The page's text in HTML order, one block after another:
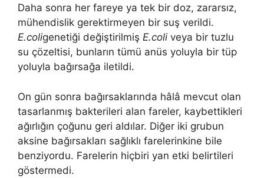
Daha sonra her fareye ya tek bir doz, zararsız,
mühendislik gerektirmeyen bir suş verildi.
E.coligenetiği değiştirilmiş E.coli veya bir tuzlu
su çözeltisi, bunların tümü anüs yoluyla bir tüp
yoluyla bağırsağa iletildi.
On gün sonra bağırsaklarında hâlâ mevcut olan
tasarlanmış bakterileri alan fareler, kaybettikleri
ağırlığın çoğunu geri aldılar. Diğer iki grubun
aksine bağırsakları sağlıklı farelerinkine bile
benziyordu. Farelerin hiçbiri yan etki belirtileri
göstermedi.